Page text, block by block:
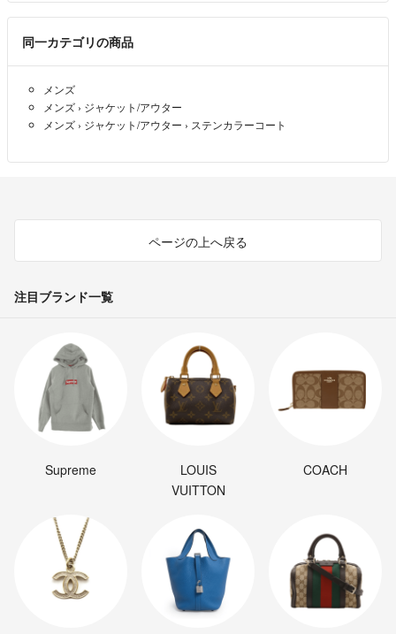
同一カテゴリの商品
メンズ
メンズ › ジャケット/アウター
メンズ › ジャケット/アウター › ステンカラーコート
ページの上へ戻る
注目ブランド一覧
Supreme
LOUIS
VUITTON
COACH